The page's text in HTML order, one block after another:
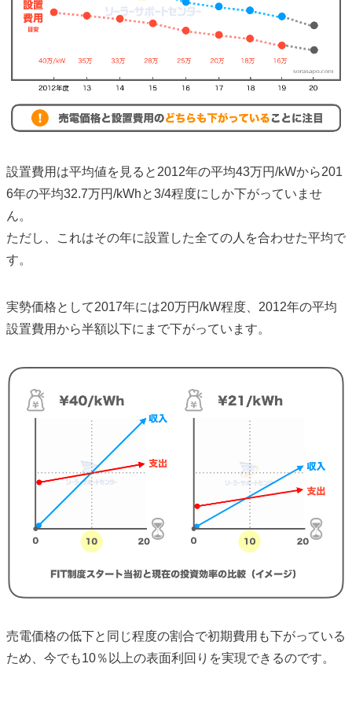
設置費用は平均値を見ると2012年の平均43万円/kWから201
6年の平均32.7万円/kWhと3/4程度にしか下がっていませ
ん。
ただし、これはその年に設置した全ての人を合わせた平均で
す。
実勢価格として2017年には20万円/kW程度、2012年の平均
設置費用から半額以下にまで下がっています。
売電価格の低下と同じ程度の割合で初期費用も下がっている
ため、今でも10％以上の表面利回りを実現できるのです。